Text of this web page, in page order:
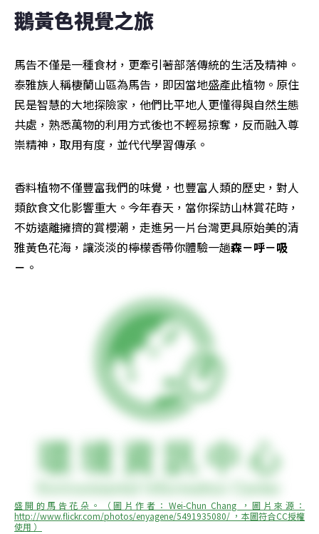
鵝黃色視覺之旅
馬告不僅是一種食材，更牽引著部落傳統的生活及精神。
泰雅族人稱棲蘭山區為馬告，即因當地盛產此植物。原住
民是智慧的大地探險家，他們比平地人更懂得與自然生態
共處，熟悉萬物的利用方式後也不輕易掠奪，反而融入尊
崇精神，取用有度，並代代學習傳承。
香料植物不僅豐富我們的味覺，也豐富人類的歷史，對人
類飲食文化影響重大。今年春天，當你探訪山林賞花時，
不妨遠離擁擠的賞櫻潮，走進另一片台灣更具原始美的清
雅黃色花海，讓淡淡的檸檬香帶你體驗一趟森－呼－吸
－ 。
盛開的馬告花朵。（圖片作者：Wei-Chun Chang ，圖片來源：
http://www.flickr.com/photos/enyagene/5491935080/ ，本圖符合CC授權
使用 ）